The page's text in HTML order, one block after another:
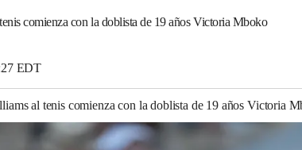
comienza con la doblista de 19 años Victoria Mboko
EDT
al tenis comienza con la doblista de 19 años Victoria